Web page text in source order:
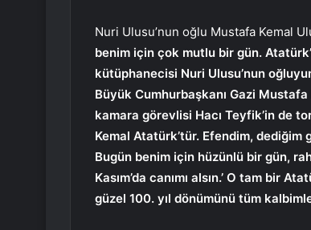
Nuri Ulusu’nun oğlu Mustafa Kemal
benim için çok mutlu bir gün.
kütüphanecisi Nuri Ulusu’nun
Büyük Cumhurbaşkanı Gazi
kamara görevlisi Hacı Teyfik’in de
Kemal Atatürk’tür. Efendim, dediğim
Bugün benim için hüzünlü bir gün,
Kasım’da canımı alsın.’ O tam bir
güzel 100. yıl dönümünü tüm